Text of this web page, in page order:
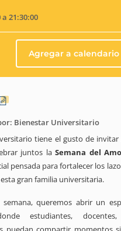
a 21:30:00
Agregar a calendario
Bienestar Universitario
tiene el gusto de
juntos laSemana del
pensada para fortalecer los
gran familia universitaria.
semana, queremos abrir un
estudiantes,